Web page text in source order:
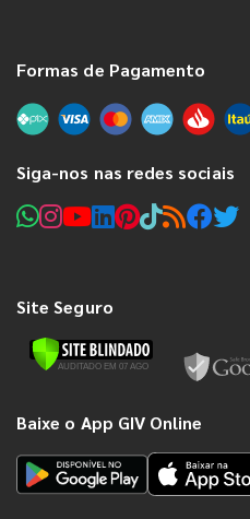
Formas de Pagamento
Siga-nos nas redes sociais
Site Seguro
Baixe o App GIV Online